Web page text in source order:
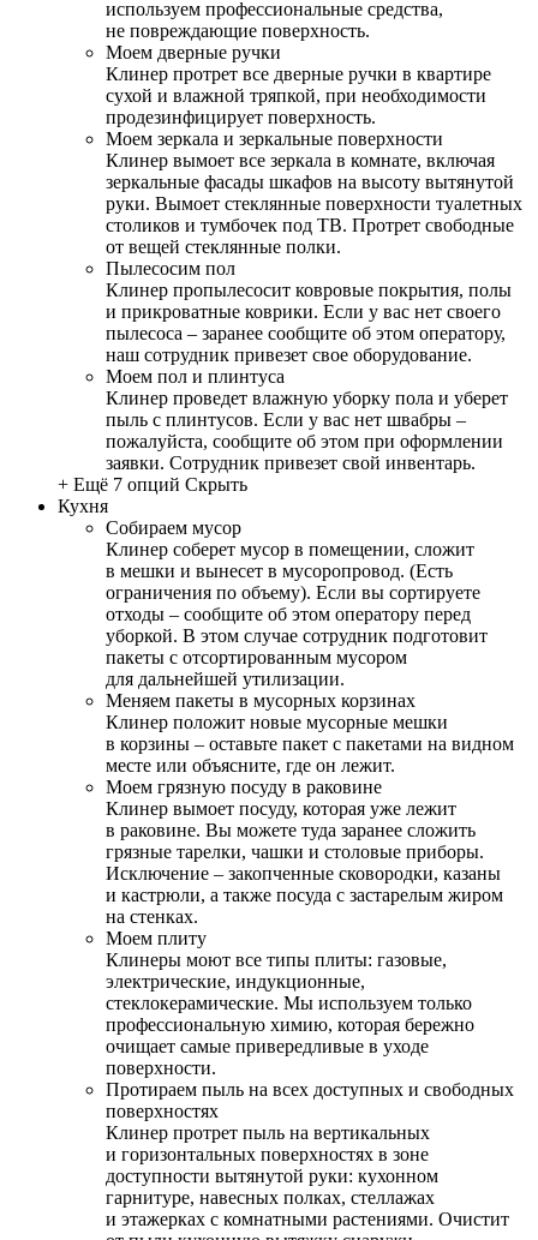
используем профессиональные средства,
не повреждающие поверхность.
Моем дверные ручки
Клинер протрет все дверные ручки в квартире
сухой и влажной тряпкой, при необходимости
продезинфицирует поверхность.
Моем зеркала и зеркальные поверхности
Клинер вымоет все зеркала в комнате, включая
зеркальные фасады шкафов на высоту вытянутой
руки. Вымоет стеклянные поверхности туалетных
столиков и тумбочек под ТВ. Протрет свободные
от вещей стеклянные полки.
Пылесосим пол
Клинер пропылесосит ковровые покрытия, полы
и прикроватные коврики. Если у вас нет своего
пылесоса – заранее сообщите об этом оператору,
наш сотрудник привезет свое оборудование.
Моем пол и плинтуса
Клинер проведет влажную уборку пола и уберет
пыль с плинтусов. Если у вас нет швабры –
пожалуйста, сообщите об этом при оформлении
заявки. Сотрудник привезет свой инвентарь.
+ Ещё 7 опций Скрыть
Кухня
Собираем мусор
Клинер соберет мусор в помещении, сложит
в мешки и вынесет в мусоропровод. (Есть
ограничения по объему). Если вы сортируете
отходы – сообщите об этом оператору перед
уборкой. В этом случае сотрудник подготовит
пакеты с отсортированным мусором
для дальнейшей утилизации.
Меняем пакеты в мусорных корзинах
Клинер положит новые мусорные мешки
в корзины – оставьте пакет с пакетами на видном
месте или объясните, где он лежит.
Моем грязную посуду в раковине
Клинер вымоет посуду, которая уже лежит
в раковине. Вы можете туда заранее сложить
грязные тарелки, чашки и столовые приборы.
Исключение – закопченные сковородки, казаны
и кастрюли, а также посуда с застарелым жиром
на стенках.
Моем плиту
Клинеры моют все типы плиты: газовые,
электрические, индукционные,
стеклокерамические. Мы используем только
профессиональную химию, которая бережно
очищает самые привередливые в уходе
поверхности.
Протираем пыль на всех доступных и свободных
поверхностях
Клинер протрет пыль на вертикальных
и горизонтальных поверхностях в зоне
доступности вытянутой руки: кухонном
гарнитуре, навесных полках, стеллажах
и этажерках с комнатными растениями. Очистит